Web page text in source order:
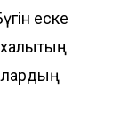
еске